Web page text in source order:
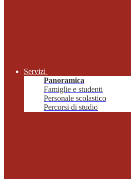
Servizi
Panoramica
Famiglie e studenti
Personale scolastico
Percorsi di studio